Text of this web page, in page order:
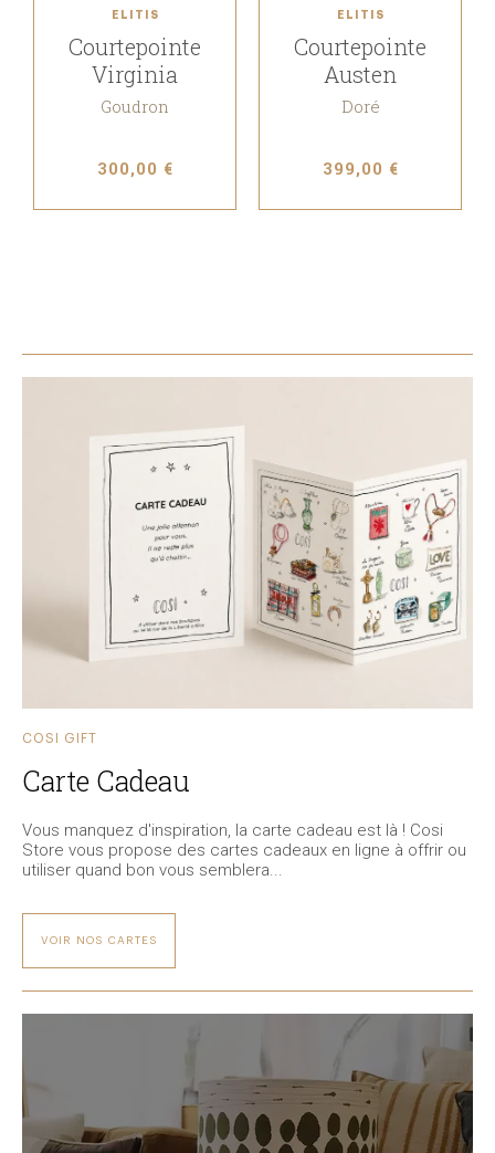
ELITIS
Courtepointe
Virginia
Goudron
300,00 €
ELITIS
Courtepointe
Austen
Doré
399,00 €
COSI GIFT
Carte Cadeau
Vous manquez d'inspiration, la carte cadeau est là ! Cosi
Store vous propose des cartes cadeaux en ligne à offrir ou
utiliser quand bon vous semblera...
VOIR NOS CARTES